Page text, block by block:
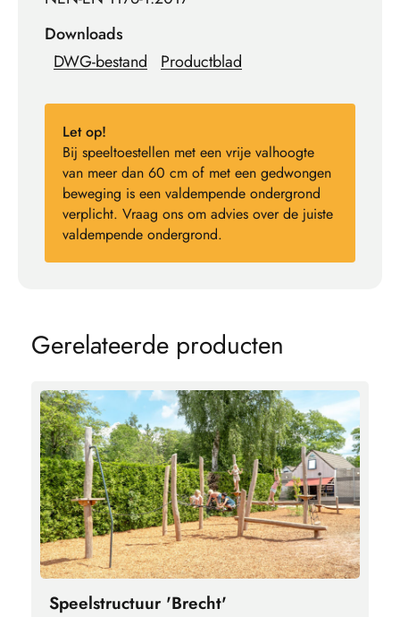
Downloads
DWG-bestand
Productblad
Let op!
Bij speeltoestellen met een vrije valhoogte
van meer dan 60 cm of met een gedwongen
beweging is een valdempende ondergrond
verplicht. Vraag ons om advies over de juiste
valdempende ondergrond.
Gerelateerde producten
Speelstructuur 'Brecht'